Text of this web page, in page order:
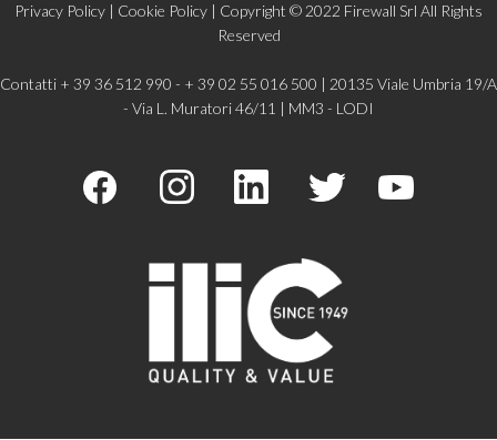
Privacy Policy | Cookie Policy | Copyright © 2022 Firewall Srl All Rights
Reserved
Contatti + 39 36 512 990 - + 39 02 55 016 500 | 20135 Viale Umbria 19/A
- Via L. Muratori 46/11 | MM3 - LODI